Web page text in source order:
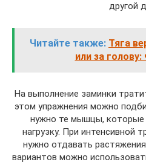
другой
Читайте также: Тяга
или за
На выполнение заминки
этом упражнения можно
нужно те мышцы, которые
нагрузку. При интенсивной
нужно отдавать
вариантов можно